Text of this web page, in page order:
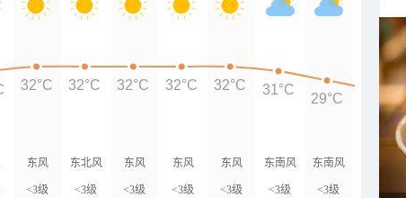
东风
<3级
东北风
<3级
东风
<3级
东风
<3级
东风
<3级
东南风
<3级
东南风
<3级 <3级
32°C 32°C 32°C 32°C 32°C 31°C
29°C
27°C